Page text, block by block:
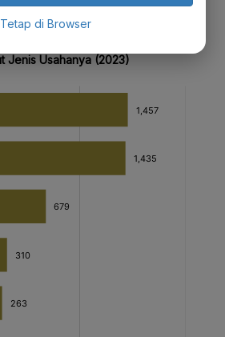
Tetap di Browser